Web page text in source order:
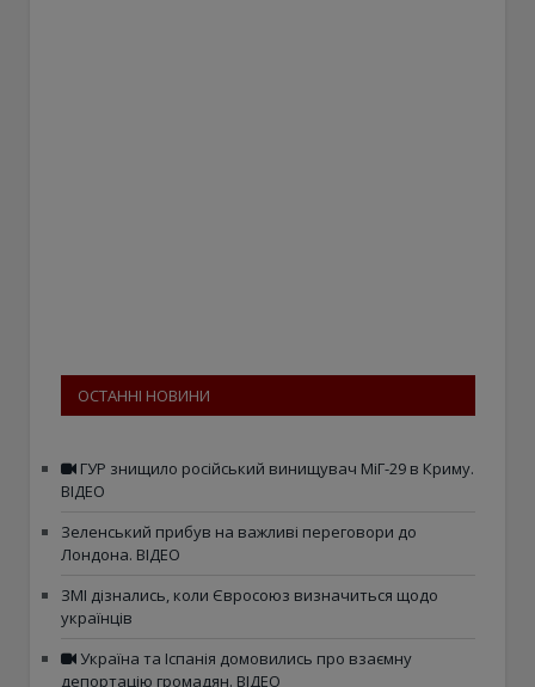
ОСТАННІ НОВИНИ
ГУР знищило російський винищувач МіГ-29 в Криму.
ВІДЕО
Зеленський прибув на важливі переговори до
Лондона. ВІДЕО
ЗМІ дізнались, коли Євросоюз визначиться щодо
українців
Україна та Іспанія домовились про взаємну
депортацію громадян. ВІДЕО